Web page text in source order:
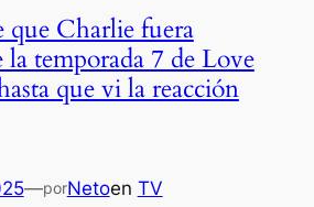
que Charlie fuera
temporada 7 de Love
que vi la reacción
—porNetoen TV